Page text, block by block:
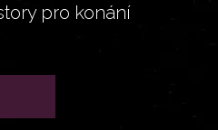
pro konání